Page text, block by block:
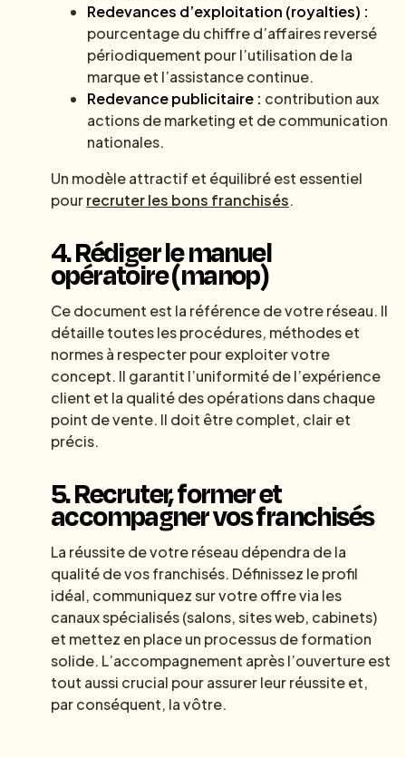
Redevances d’exploitation (royalties) :
pourcentage du chiffre d’affaires reversé
périodiquement pour l’utilisation de la
marque et l’assistance continue.
Redevance publicitaire : contribution aux
actions de marketing et de communication
nationales.
Un modèle attractif et équilibré est essentiel
pourrecruter les bons franchisés.
4. Rédiger le manuel
opératoire (manop)
Ce document est la référence de votre réseau. Il
détaille toutes les procédures, méthodes et
normes à respecter pour exploiter votre
concept. Il garantit l’uniformité de l’expérience
client et la qualité des opérations dans chaque
point de vente. Il doit être complet, clair et
précis.
5. Recruter, former et
accompagner vos franchisés
La réussite de votre réseau dépendra de la
qualité de vos franchisés. Définissez le profil
idéal, communiquez sur votre offre via les
canaux spécialisés (salons, sites web, cabinets)
et mettez en place un processus de formation
solide. L’accompagnement après l’ouverture est
tout aussi crucial pour assurer leur réussite et,
par conséquent, la vôtre.